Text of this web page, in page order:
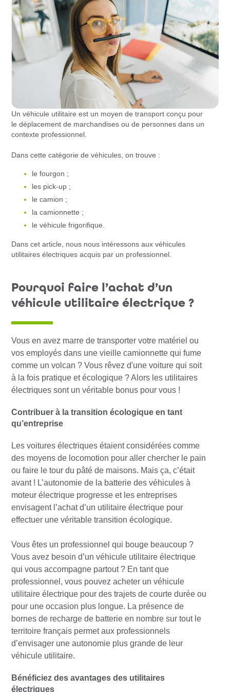
Un véhicule utilitaire est un moyen de transport conçu pour
le déplacement de marchandises ou de personnes dans un
contexte professionnel.
Dans cette catégorie de véhicules, on trouve :
le fourgon ;
les pick-up ;
le camion ;
la camionnette ;
le véhicule frigorifique.
Dans cet article, nous nous intéressons aux véhicules
utilitaires électriques acquis par un professionnel.
Pourquoi faire l’achat d’un
véhicule utilitaire électrique ?
Vous en avez marre de transporter votre matériel ou
vos employés dans une vieille camionnette qui fume
comme un volcan ? Vous rêvez d'une voiture qui soit
à la fois pratique et écologique ? Alors les utilitaires
électriques sont un véritable bonus pour vous !
Contribuer à la transition écologique en tant
qu’entreprise
Les voitures électriques étaient considérées comme
des moyens de locomotion pour aller chercher le pain
ou faire le tour du pâté de maisons. Mais ça, c’était
avant ! L’autonomie de la batterie des véhicules à
moteur électrique progresse et les entreprises
envisagent l’achat d’un utilitaire électrique pour
effectuer une véritable transition écologique.
Vous êtes un professionnel qui bouge beaucoup ?
Vous avez besoin d’un véhicule utilitaire électrique
qui vous accompagne partout ? En tant que
professionnel, vous pouvez acheter un véhicule
utilitaire électrique pour des trajets de courte durée ou
pour une occasion plus longue. La présence de
bornes de recharge de batterie en nombre sur tout le
territoire français permet aux professionnels
d’envisager une autonomie plus grande de leur
véhicule utilitaire.
Bénéficiez des avantages des utilitaires
électriques